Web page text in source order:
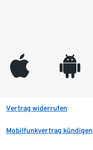
appleinc android
Vertrag widerrufen
Mobilfunkvertrag kündigen